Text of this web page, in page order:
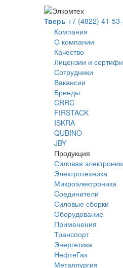
Тверь +7 (4822) 41-
Компания
О компании
Качество
Лицензии и
Сотрудники
Вакансии
Бренды
CRRC
FIRSTACK
ISKRA
QUBINO
JBY
Продукция
Силовая
Электротехника
Микроэлектроника
Cоединители
Силовые сборки
Оборудование
Применения
Транспорт
Энергетика
НефтеГаз
Металлургия